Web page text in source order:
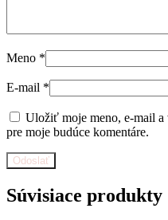
Meno *
E-mail *
Uložiť moje meno, e-mail a
pre moje budúce komentáre.
Súvisiace produkty